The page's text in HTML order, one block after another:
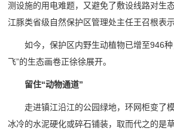
测设施的用电难题，又避免了敷设线路对生
江豚类省级自然保护区管理处主任王召根表示
如今，保护区内野生动植物已增至946
飞”的生态画卷正徐徐展开。
留住“动物通道”
走进镇江沿江的公园绿地，环网柜变了
冰冷的水泥硬化或碎石铺装，取而代之的是